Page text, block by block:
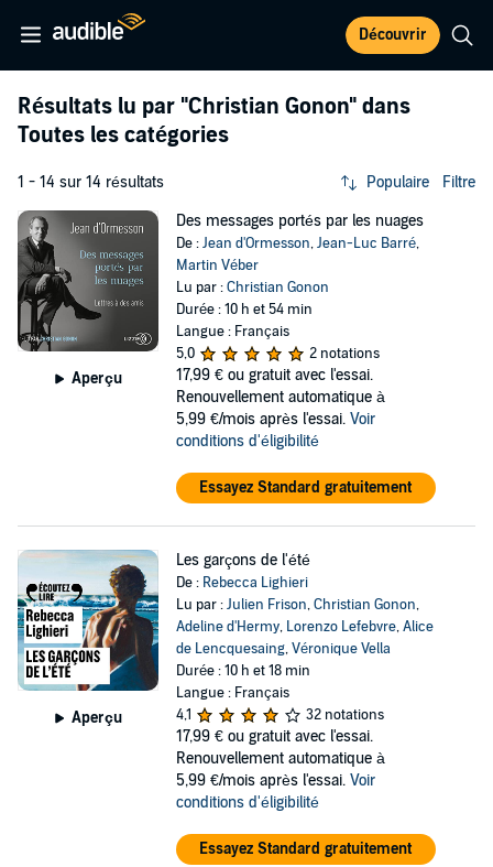
Découvrir
Résultats lu par "Christian Gonon" dans
Toutes les catégories
1 - 14 sur 14 résultats Populaire Filtre
Aperçu
Des messages portés par les nuages
De :Jean d'Ormesson,Jean-Luc Barré,
Martin Véber
Lu par :Christian Gonon
Durée : 10 h et 54 min
Langue : Français
5,0
2 notations
17,99 € ou gratuit avec l'essai.
Renouvellement automatique à
5,99 €/mois après l'essai. Voir
conditions d'éligibilité
Essayez Standard gratuitement
Aperçu
Les garçons de l'été
De : Rebecca Lighieri
Lu par :Julien Frison,Christian Gonon,
Adeline d'Hermy, Lorenzo Lefebvre,Alice
de Lencquesaing,Véronique Vella
Durée : 10 h et 18 min
Langue : Français
4,1
32 notations
17,99 € ou gratuit avec l'essai.
Renouvellement automatique à
5,99 €/mois après l'essai. Voir
conditions d'éligibilité
Essayez Standard gratuitement